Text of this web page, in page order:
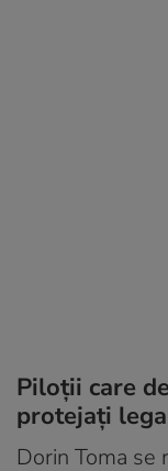
Piloții care
protejați
Dorin Toma se